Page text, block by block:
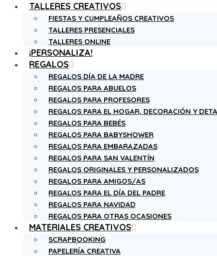
TALLERES CREATIVOS
FIESTAS Y CUMPLEAÑOS CREATIVOS
TALLERES PRESENCIALES
TALLERES ONLINE
¡PERSONALIZA!
REGALOS
REGALOS DÍA DE LA MADRE
REGALOS PARA ABUELOS
REGALOS PARA PROFESORES
REGALOS PARA EL HOGAR, DECORACIÓN Y
REGALOS PARA BEBÉS
REGALOS PARA BABYSHOWER
REGALOS PARA EMBARAZADAS
REGALOS PARA SAN VALENTÍN
REGALOS ORIGINALES Y PERSONALIZADOS
REGALOS PARA AMIGOS/AS
REGALOS PARA EL DÍA DEL PADRE
REGALOS PARA NAVIDAD
REGALOS PARA OTRAS OCASIONES
MATERIALES CREATIVOS
SCRAPBOOKING
PAPELERÍA CREATIVA